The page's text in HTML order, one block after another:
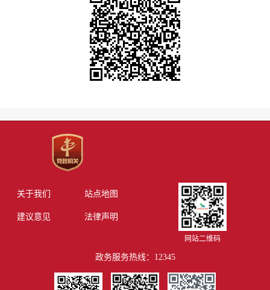
关于我们 站点地图
建议意见 法律声明
网站二维码
政务服务热线：12345